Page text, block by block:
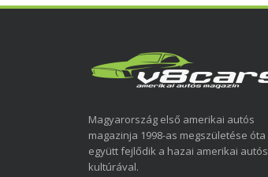
Magyarország első amerikai autós
magazinja 1998-as megszületése óta
együtt fejlődik a hazai amerikai autós
kultúrával.